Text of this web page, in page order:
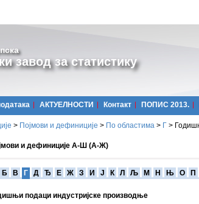
завод за статистику
АКТУЕЛНОСТИ Контакт ПОПИС 2013.
> Појмови и дефиниције > По областима > Г >
и дефиниције А-Ш (А-Ж)
Б В Г Д Ђ Е Ж З И Ј К Л Љ М Н Њ О П
подаци индустријске производње